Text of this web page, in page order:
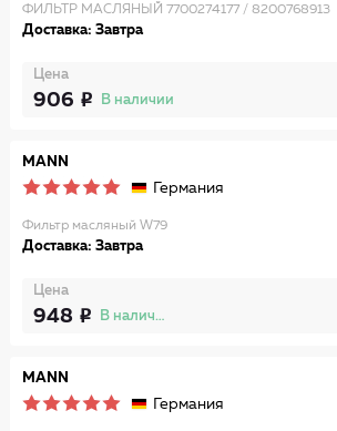
ФИЛЬТР МАСЛЯНЫЙ 7700274177 / 8200768913
Доставка: Завтра
Цена
906 В наличии
MANN
Германия
Фильтр масляный W79
Доставка: Завтра
Цена
948 В наличии
MANN
Германия